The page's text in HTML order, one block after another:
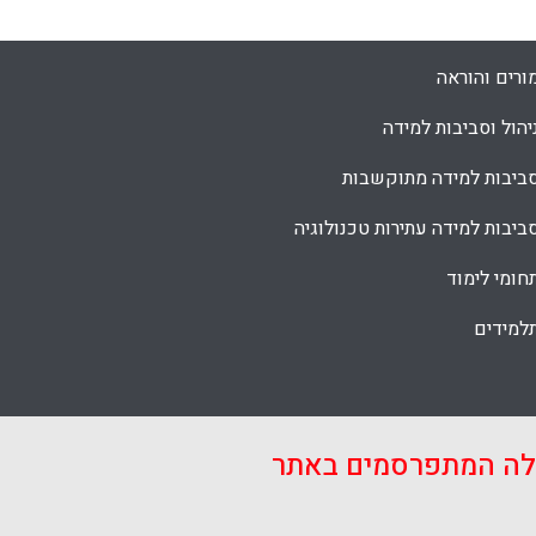
והוראה
וסביבות למידה
למידה מתוקשבות
למידה עתירות טכנולוגיה
לימוד
המתפרסמים באתר